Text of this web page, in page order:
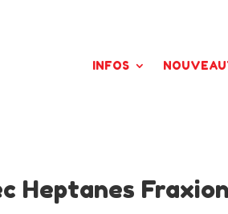
INFOS
Heptanes Fraxion